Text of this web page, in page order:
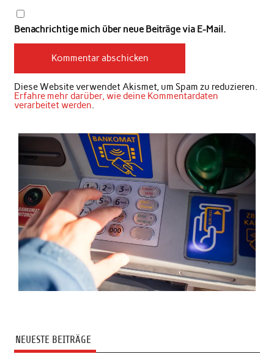
Benachrichtige mich über neue Beiträge via E-Mail.
Diese Website verwendet Akismet, um Spam zu reduzieren.
Erfahre mehr darüber, wie deine Kommentardaten
verarbeitet werden.
NEUESTE BEITRÄGE